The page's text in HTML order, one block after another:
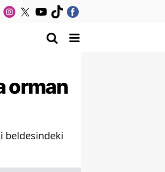
orman
beldesindeki